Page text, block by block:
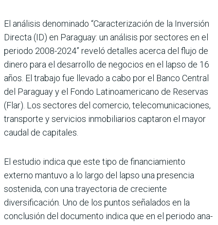
El análisis denominado “Caracterización de la Inversión
Directa (ID) en Paraguay: un análi­sis por sectores en el
periodo 2008-2024” reveló detalles acerca del flujo de
dinero para el desarrollo de negocios en el lapso de 16
años. El tra­bajo fue llevado a cabo por el Banco Central
del Paraguay y el Fondo Latinoamericano de Reservas
(Flar). Los secto­res del comercio, telecomuni­caciones,
transporte y servi­cios inmobiliarios captaron el mayor
caudal de capitales.
El estudio indica que este tipo de financiamiento
externo mantuvo a lo largo del lapso una presencia
sostenida, con una trayectoria de cre­ciente
diversificación. Uno de los puntos señalados en la
conclusión del documento indica que en el periodo ana­